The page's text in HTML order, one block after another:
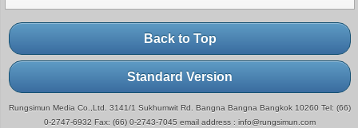
Back to Top
Standard Version
Rungsimun Media Co.,Ltd. 3141/1 Sukhumwit Rd. Bangna Bangna Bangkok 10260 Tel: (66)
0-2747-6932 Fax: (66) 0-2743-7045 email address : info@rungsimun.com